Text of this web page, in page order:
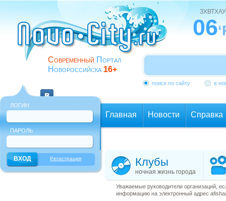
Современный Портал
Новороссийска 16+
ЗХВТХАУ
06
поиск по сайту в
ЛОГИН
ПАРОЛЬ
Регистрация
Главная Новости Справка
Клубы
ночная жизнь города
Уважаемые руководители организаций,
информацию на электронный адрес